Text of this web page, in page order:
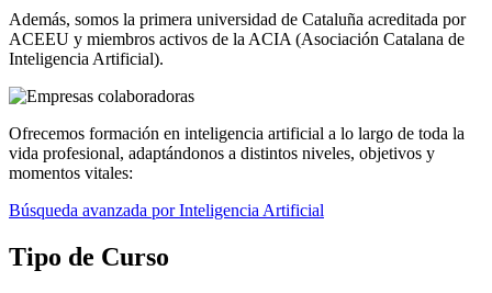
Además, somos la primera universidad de Cataluña acreditada por
ACEEU y miembros activos de la ACIA (Asociación Catalana de
Inteligencia Artificial).
Ofrecemos formación en inteligencia artificial a lo largo de toda la
vida profesional, adaptándonos a distintos niveles, objetivos y
momentos vitales:
Búsqueda avanzada por Inteligencia Artificial
Tipo de Curso